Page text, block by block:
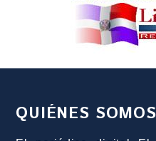
QUIÉNES SOMOS